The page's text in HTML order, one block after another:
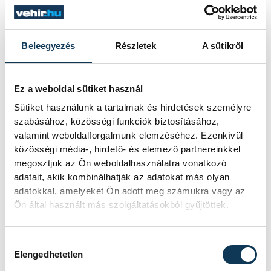
Beleegyezés Részletek A sütikről
Ez a weboldal sütiket használ
Sütiket használunk a tartalmak és hirdetések személyre
szabásához, közösségi funkciók biztosításához,
valamint weboldalforgalmunk elemzéséhez. Ezenkívül
közösségi média-, hirdető- és elemező partnereinkkel
megosztjuk az Ön weboldalhasználatra vonatkozó
adatait, akik kombinálhatják az adatokat más olyan
adatokkal, amelyeket Ön adott meg számukra vagy az
Ön által használt más szolgáltatásokból gyűjtöttek.
Elengedhetetlen
még volt egy nagyon nehéz kupameccsük